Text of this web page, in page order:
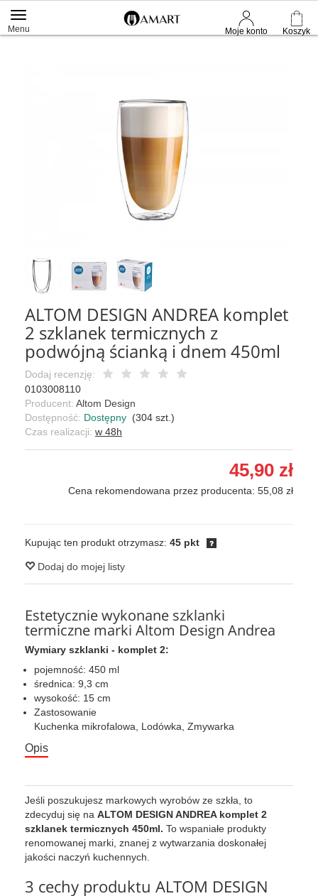
Moje konto Koszyk
Menu
ALTOM DESIGN ANDREA komplet
2 szklanek termicznych z
podwójną ścianką i dnem 450ml
Dodaj recenzję:
0103008110
Producent: Altom Design
Dostępność: Dostępny (304 szt.)
Czas realizacji: w 48h
45,90 zł
Cena rekomendowana przez producenta: 55,08 zł
Kupując ten produkt otrzymasz: 45 pkt
Dodaj do mojej listy
Estetycznie wykonane szklanki
termiczne marki Altom Design Andrea
Wymiary szklanki - komplet 2:
pojemność: 450 ml
średnica: 9,3 cm
wysokość: 15 cm
Zastosowanie
Kuchenka mikrofalowa, Lodówka, Zmywarka
Opis
Jeśli poszukujesz markowych wyrobów ze szkła, to
zdecyduj się na ALTOM DESIGN ANDREA komplet 2
szklanek termicznych 450ml. To wspaniałe produkty
renomowanej marki, znanej z wytwarzania doskonałej
jakości naczyń kuchennych.
3 cechy produktu ALTOM DESIGN